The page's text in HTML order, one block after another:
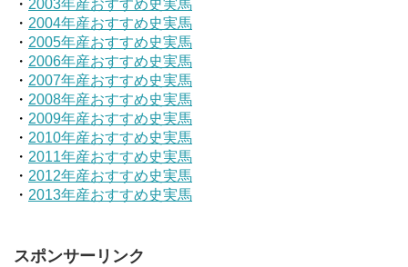
・ 2003年産おすすめ史実馬
・ 2004年産おすすめ史実馬
・ 2005年産おすすめ史実馬
・ 2006年産おすすめ史実馬
・ 2007年産おすすめ史実馬
・ 2008年産おすすめ史実馬
・ 2009年産おすすめ史実馬
・ 2010年産おすすめ史実馬
・ 2011年産おすすめ史実馬
・ 2012年産おすすめ史実馬
・ 2013年産おすすめ史実馬
スポンサーリンク